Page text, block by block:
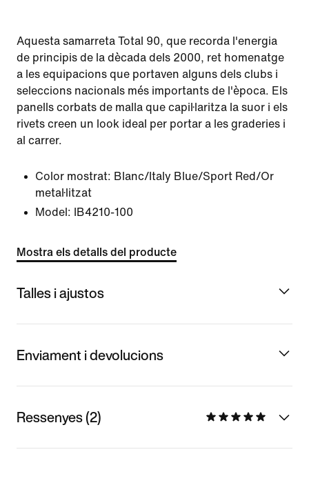
Aquesta samarreta Total 90, que recorda l'energia
de principis de la dècada dels 2000, ret homenatge
a les equipacions que portaven alguns dels clubs i
seleccions nacionals més importants de l'època. Els
panells corbats de malla que capil·laritza la suor i els
rivets creen un look ideal per portar a les graderies i
al carrer.
Color mostrat: Blanc/Italy Blue/Sport Red/Or
metal·litzat
Model:
IB4210-100
Mostra els detalls del producte
Talles i ajustos
Enviament i devolucions
Ressenyes (2)